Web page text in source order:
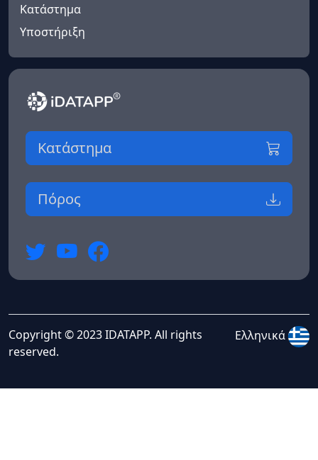
Κατάστημα
Υποστήριξη
Κατάστημα
Πόρος
Copyright © 2023 IDATAPP. All rights
reserved.
Ελληνικά